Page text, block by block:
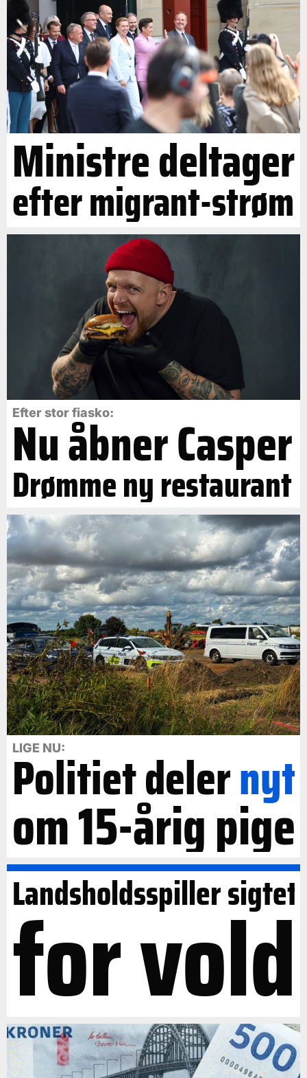
Ministre deltager
efter migrant-strøm
Efter stor fiasko:
Nu åbner Casper
Drømme ny restaurant
LIGE NU:
Politiet delernyt
om 15-årig pige
Landsholdsspiller sigtet
for vold